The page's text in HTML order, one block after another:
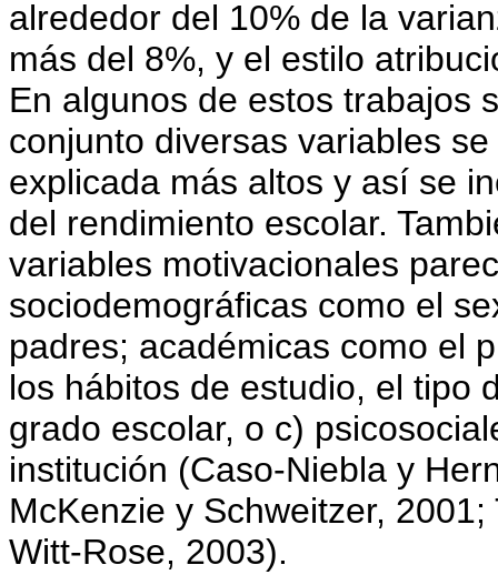
alrededor del 10% de la
más del 8%, y el estilo
En algunos de estos trabajos
conjunto diversas variables
explicada más altos y así se
del rendimiento escolar.
variables motivacionales
sociodemográficas como el
padres; académicas como el
los hábitos de estudio, el tipo
grado escolar, o c)
institución (Caso-Niebla y
McKenzie y Schweitzer,
Witt-Rose, 2003).